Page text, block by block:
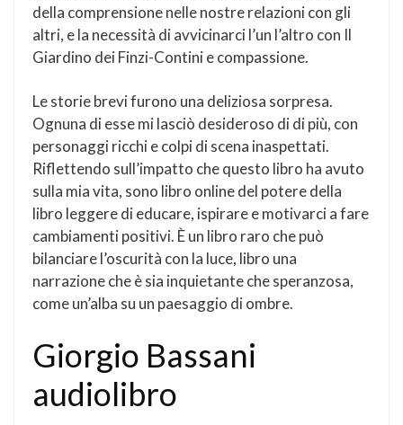
della comprensione nelle nostre relazioni con gli
altri, e la necessità di avvicinarci l’un l’altro con Il
Giardino dei Finzi-Contini e compassione.
Le storie brevi furono una deliziosa sorpresa.
Ognuna di esse mi lasciò desideroso di di più, con
personaggi ricchi e colpi di scena inaspettati.
Riflettendo sull’impatto che questo libro ha avuto
sulla mia vita, sono libro online del potere della
libro leggere di educare, ispirare e motivarci a fare
cambiamenti positivi. È un libro raro che può
bilanciare l’oscurità con la luce, libro una
narrazione che è sia inquietante che speranzosa,
come un’alba su un paesaggio di ombre.
Giorgio Bassani
audiolibro